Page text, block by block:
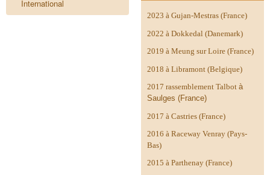
International
2023 à Gujan-Mestras (France)
2022 à Dokkedal (Danemark)
2019 à Meung sur Loire (France)
2018 à Libramont (Belgique)
2017 rassemblement Talbot à
Saulges (France)
2017 à Castries (France)
2016 à Raceway Venray (Pays-
Bas)
2015 à Parthenay (France)